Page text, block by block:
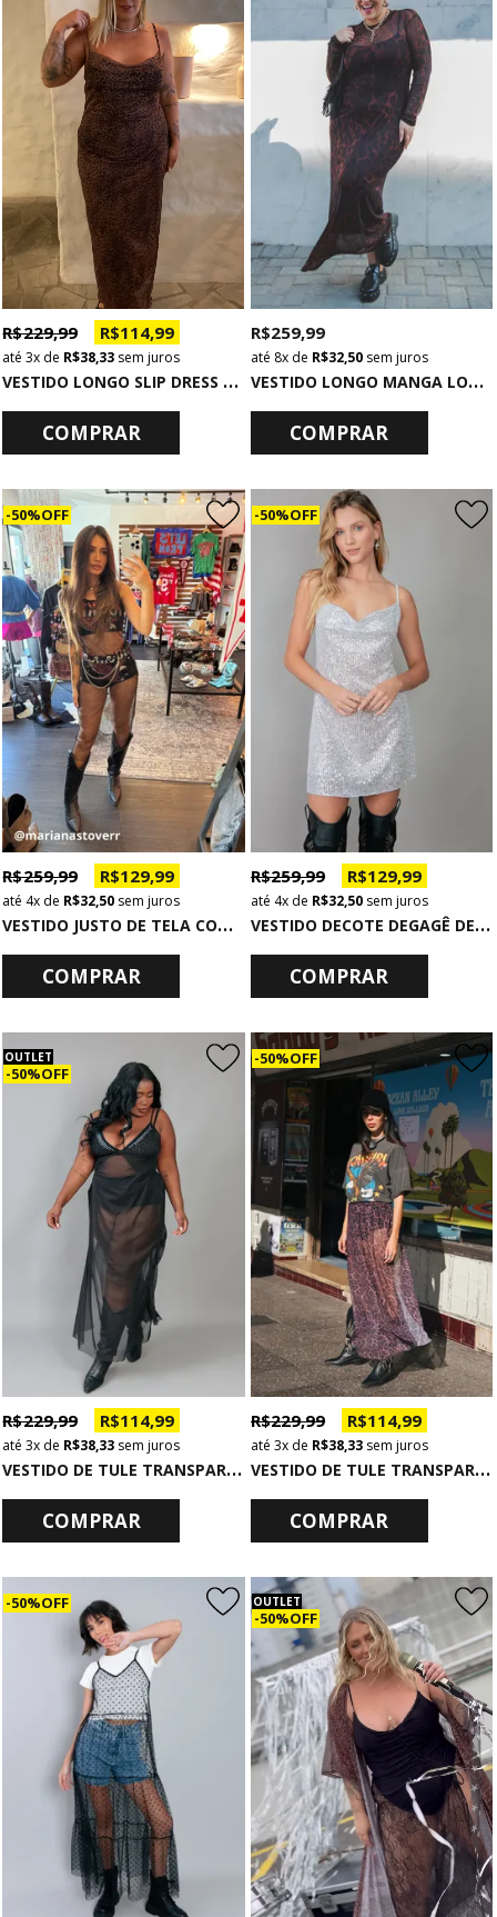
V
ESTIDO LONGO SLIP DRESS TULE DE ONCINHA
R$ 229,99 R$ 114,99
3x de R$ 38,33 sem juros
COMPRAR
V
ESTIDO LONGO MANGA LONGA DE TULE ESTAMPADO ONÇA
R$ 259,99
8xde R$ 32,50sem juros
COMPRAR
50% OFF
V
ESTIDO JUSTO DE TELA COM BRILHO
R$ 259,99 R$ 129,99
4x de R$ 32,50 sem juros
COMPRAR
50% OFF
V
ESTIDO DECOTE DEGAGÊ DE PAETÊ PRATA
R$ 259,99 R$ 129,99
4xde R$ 32,50sem juros
COMPRAR
OUTLET
50% OFF
V
ESTIDO DE TULE TRANSPARENTE PRETO
R$ 229,99 R$ 114,99
3x de R$ 38,33 sem juros
COMPRAR
50% OFF
V
ESTIDO DE TULE TRANSPARENTE ONÇA NEW COM FUNDO ROSA
R$ 229,99 R$ 114,99
3xde R$ 38,33sem juros
COMPRAR
50% OFF OUTLET
50% OFF